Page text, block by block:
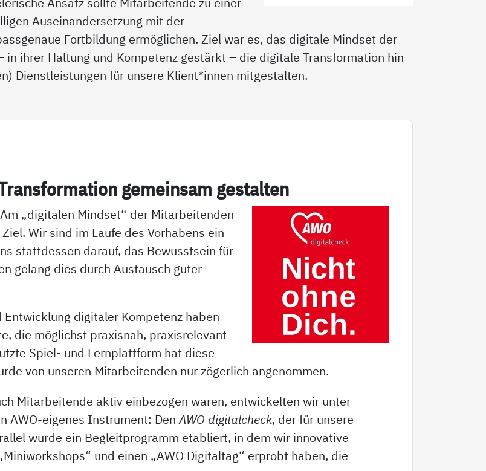
Auseinandersetzung mit der
Fortbildung ermöglichen. Ziel war es, das digitale Mindset der
ihrer Haltung und Kompetenz gestärkt – die digitale Transformation hin
Dienstleistungen für unsere Klient*innen mitgestalten.
ge­mein­sam ge­stal­ten
„digitalen Mindset“ der Mitarbeitenden
Wir sind im Laufe des Vorhabens ein
stattdessen darauf, das Bewusstsein für
gelang dies durch Austausch guter
digitaler Kompetenz haben
die möglichst praxisnah, praxisrelevant
Spiel- und Lernplattform hat diese
von unseren Mitarbeitenden nur zögerlich angenommen.
Mitarbeitende aktiv einbezogen waren, entwickelten wir unter
AWO-eigenes Instrument: DenAWO digitalcheck, der für unsere
wurde ein Begleitprogramm etabliert, in dem wir innovative
und einen „AWO Digitaltag“ erprobt haben, die